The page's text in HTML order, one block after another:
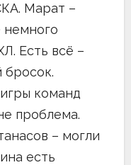
Марат –
немного
Есть всё –
бросок.
команд
проблема.
– могли
есть